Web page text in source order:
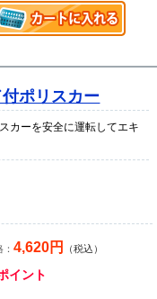
ポリスカー
カーを安全に運転してエキ
：4,620円 （税込）
イント